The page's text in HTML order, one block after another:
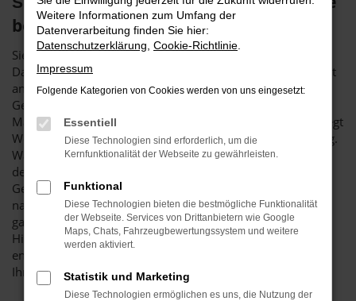
bei Brenk
Sie suchen einen Škoda Karoq gebraucht für Karlsruhe?
Dann fackeln Sie nicht lang, sondern wenden Sie sich direkt
an uns. Das Autohaus Brenk ist der perfekte Partner für
Gebrauchtfahrzeuge und seit mehr als 40 Jahren auf dem
Markt. Unser Unternehmen schreibt Vertrauen groß und legt
Wert auf eine langfristige Kundinnen- bzw. Kundenbindung.
Was das bedeutet? Vor allem, dass wir als Familienbetrieb
den erstklassigen Zustand all unserer Škoda Karoq
Gebrauchtwagen sicherstellen und erst dann den Verkauf
nach Karlsruhe oder einen anderen Ort zulassen, wenn
garantiert keine Beschädigungen oder Fehler vorliegen.
Hierfür verantwortlich ist unsere Kfz-Meisterwerkstatt, die
enorm hohe Maßstäbe hinsichtlich der Qualität anlegt für
Ihren Škoda Karoq gebraucht.
Weitere Informationen zum Umfang der
Datenverarbeitung finden Sie hier:
Datenschutzerklärung Cookie-Richtlinie
Impressum
Folgende Kategorien von Cookies werden von uns eingesetzt:
Essentiell
Diese Technologien sind erforderlich, um die
Kernfunktionalität der Webseite zu gewährleisten.
Funktional
Diese Technologien bieten die bestmögliche Funktionalität
der Webseite. Services von Drittanbietern wie Google
Maps, Chats, Fahrzeugbewertungssystem und weitere
werden aktiviert.
Statistik und Marketing
Diese Technologien ermöglichen es uns, die Nutzung der